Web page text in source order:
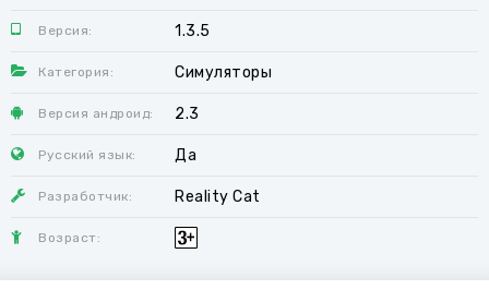
Версия: 1.3.5
Категория: Симуляторы
Версия андроид: 2.3
Русский язык: Да
Разработчик: Reality Cat
Возраст: